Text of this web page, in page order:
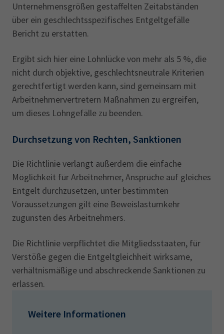
Unternehmensgrößen gestaffelten Zeitabständen
über ein geschlechtsspezifisches Entgeltgefälle
Bericht zu erstatten.
Ergibt sich hier eine Lohnlücke von mehr als 5 %, die
nicht durch objektive, geschlechtsneutrale Kriterien
gerechtfertigt werden kann, sind gemeinsam mit
Arbeitnehmervertretern Maßnahmen zu ergreifen,
um dieses Lohngefälle zu beenden.
Durchsetzung von Rechten, Sanktionen
Die Richtlinie verlangt außerdem die einfache
Möglichkeit für Arbeitnehmer, Ansprüche auf gleiches
Entgelt durchzusetzen, unter bestimmten
Voraussetzungen gilt eine Beweislastumkehr
zugunsten des Arbeitnehmers.
Die Richtlinie verpflichtet die Mitgliedsstaaten, für
Verstöße gegen die Entgeltgleichheit wirksame,
verhältnismäßige und abschreckende Sanktionen zu
erlassen.
Weitere Informationen